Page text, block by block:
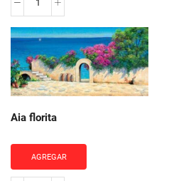
Veduta
sulla
laguna
cantidad
Aia florita
AGREGAR